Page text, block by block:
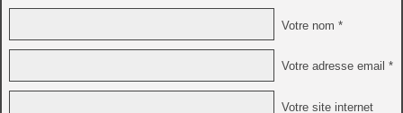
Votre nom *
Votre adresse email *
Votre site internet